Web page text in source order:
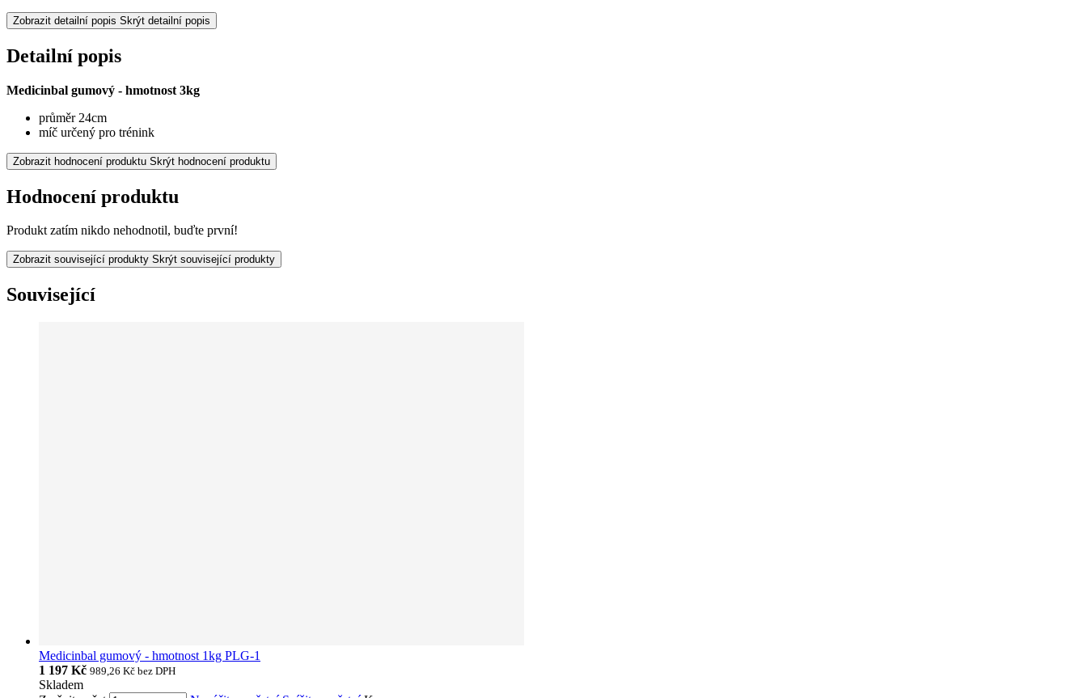
Zobrazit detailní popis Skrýt detailní popis
Detailní popis
Medicinbal gumový - hmotnost 3kg
průměr 24cm
míč určený pro trénink
Zobrazit hodnocení produktu Skrýt hodnocení produktu
Hodnocení produktu
Produkt zatím nikdo nehodnotil, buďte první!
Zobrazit související produkty Skrýt související produkty
Související
Medicinbal gumový - hmotnost 1kg PLG-1
1 197 Kč 989,26 Kč bez DPH
Skladem